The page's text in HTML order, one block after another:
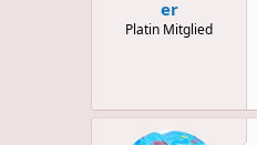
er
Platin Mitglied